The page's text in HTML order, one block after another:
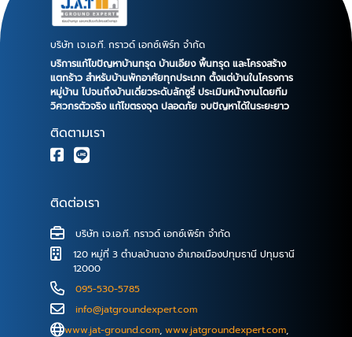
บริษัท เจ.เอ.ที. กราวด์ เอกซ์เพิร์ท จำกัด
บริการแก้ไขปัญหาบ้านทรุด บ้านเอียง พื้นทรุด และโครงสร้าง
แตกร้าว สำหรับบ้านพักอาศัยทุกประเภท ตั้งแต่บ้านในโครงการ
หมู่บ้าน ไปจนถึงบ้านเดี่ยวระดับลักซูรี่ ประเมินหน้างานโดยทีม
วิศวกรตัวจริง แก้ไขตรงจุด ปลอดภัย จบปัญหาได้ในระยะยาว
ติดตามเรา
ติดต่อเรา
บริษัท เจ.เอ.ที. กราวด์ เอกซ์เพิร์ท จำกัด
120 หมู่ที่ 3 ตำบลบ้านฉาง อำเภอเมืองปทุมธานี ปทุมธานี
12000
095-530-5785
info@jatgroundexpert.com
www.jat-ground.com, www.jatgroundexpert.com,